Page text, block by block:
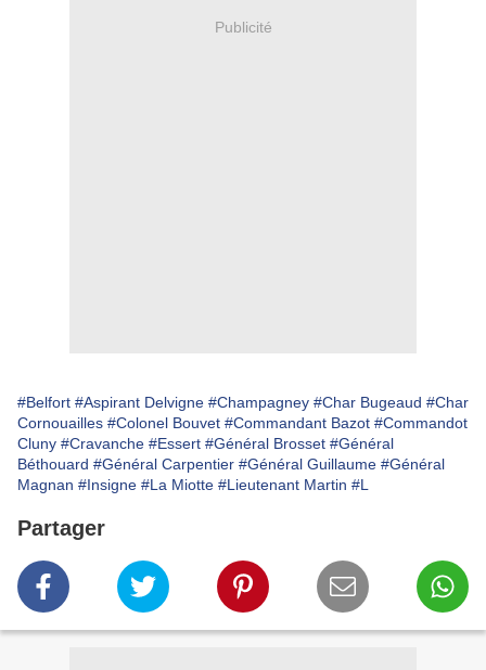
Publicité
#Belfort #Aspirant Delvigne #Champagney #Char Bugeaud #Char
Cornouailles #Colonel Bouvet #Commandant Bazot #Commandot
Cluny #Cravanche #Essert #Général Brosset #Général
Béthouard #Général Carpentier #Général Guillaume #Général
Magnan #Insigne #La Miotte #Lieutenant Martin #L
Partager